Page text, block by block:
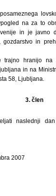
na za to
in je javno
gozdarstvo in
trajno hranijo na
in na
58, Ljubljana.
3. člen
naslednji
2007